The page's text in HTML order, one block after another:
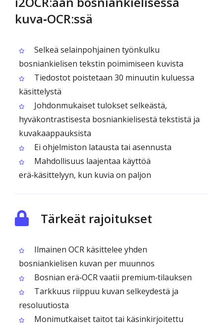
kuva‑OCR:ssä
Selkeä selainpohjainen työnkulku
bosniankielisen tekstin poimimiseen kuvista
Tiedostot poistetaan 30 minuutin kuluessa
käsittelystä
Johdonmukaiset tulokset selkeästä,
hyväkontrastisesta bosniankielisestä tekstistä ja
kuvakaappauksista
Ei ohjelmiston latausta tai asennusta
Mahdollisuus laajentaa käyttöä
erä‑käsittelyyn, kun kuvia on paljon
Tärkeät rajoitukset
Ilmainen OCR käsittelee yhden
bosniankielisen kuvan per muunnos
Bosnian erä‑OCR vaatii premium‑tilauksen
Tarkkuus riippuu kuvan selkeydestä ja
resoluutiosta
Monimutkaiset taitot tai käsinkirjoitettu